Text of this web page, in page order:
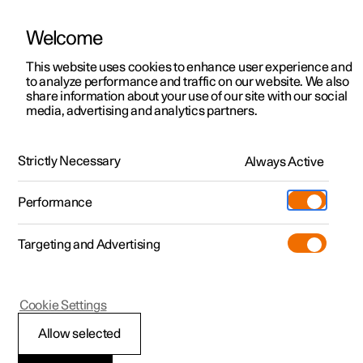
Polestar 2
Polestar 3
Polestar 4
Pre-owned
Shop
Meer
Testrit
Aanbiedingen voor
Testrit
Aanbiedingen voor
Polestar 4 coupé
Ontdek Polestar 4
Testrit
Bekijk onze stockwagens
Aanbiedingen voor
Ontdek Polestar 5
Over pre-owned
Pre-owned aanbiedingen
Aanbiedingen voor particulieren
Aanbiedingen voor
professionelen
Bekijk onze stockwagens
Configureer
Pre-owned
Testrit
Additionals
(Opent in een nieuw venster)
Experiences
Ontmoet ons
Servicepunten
Opladen
Support
HandleidingVideogalerijDownloadsSoftware-updates
Polestar Connect-app
Polestar 1
Laden van auto
Welcome
This website uses cookies to enhance user experience and
to analyze performance and traffic on our website. We also
share information about your use of our site with our social
media, advertising and analytics partners.
Strictly Necessary Always Active
Performance
Targeting and Advertising
Allow selected
Cookie Settings